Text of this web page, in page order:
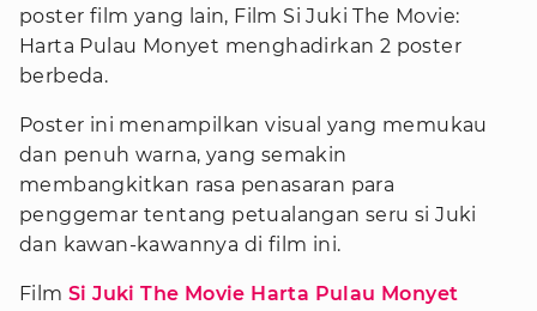
poster film yang lain, Film Si Juki The Movie:
Harta Pulau Monyet menghadirkan 2 poster
berbeda.
Poster ini menampilkan visual yang memukau
dan penuh warna, yang semakin
membangkitkan rasa penasaran para
penggemar tentang petualangan seru si Juki
dan kawan-kawannya di film ini.
Film Si Juki The Movie Harta Pulau Monyet